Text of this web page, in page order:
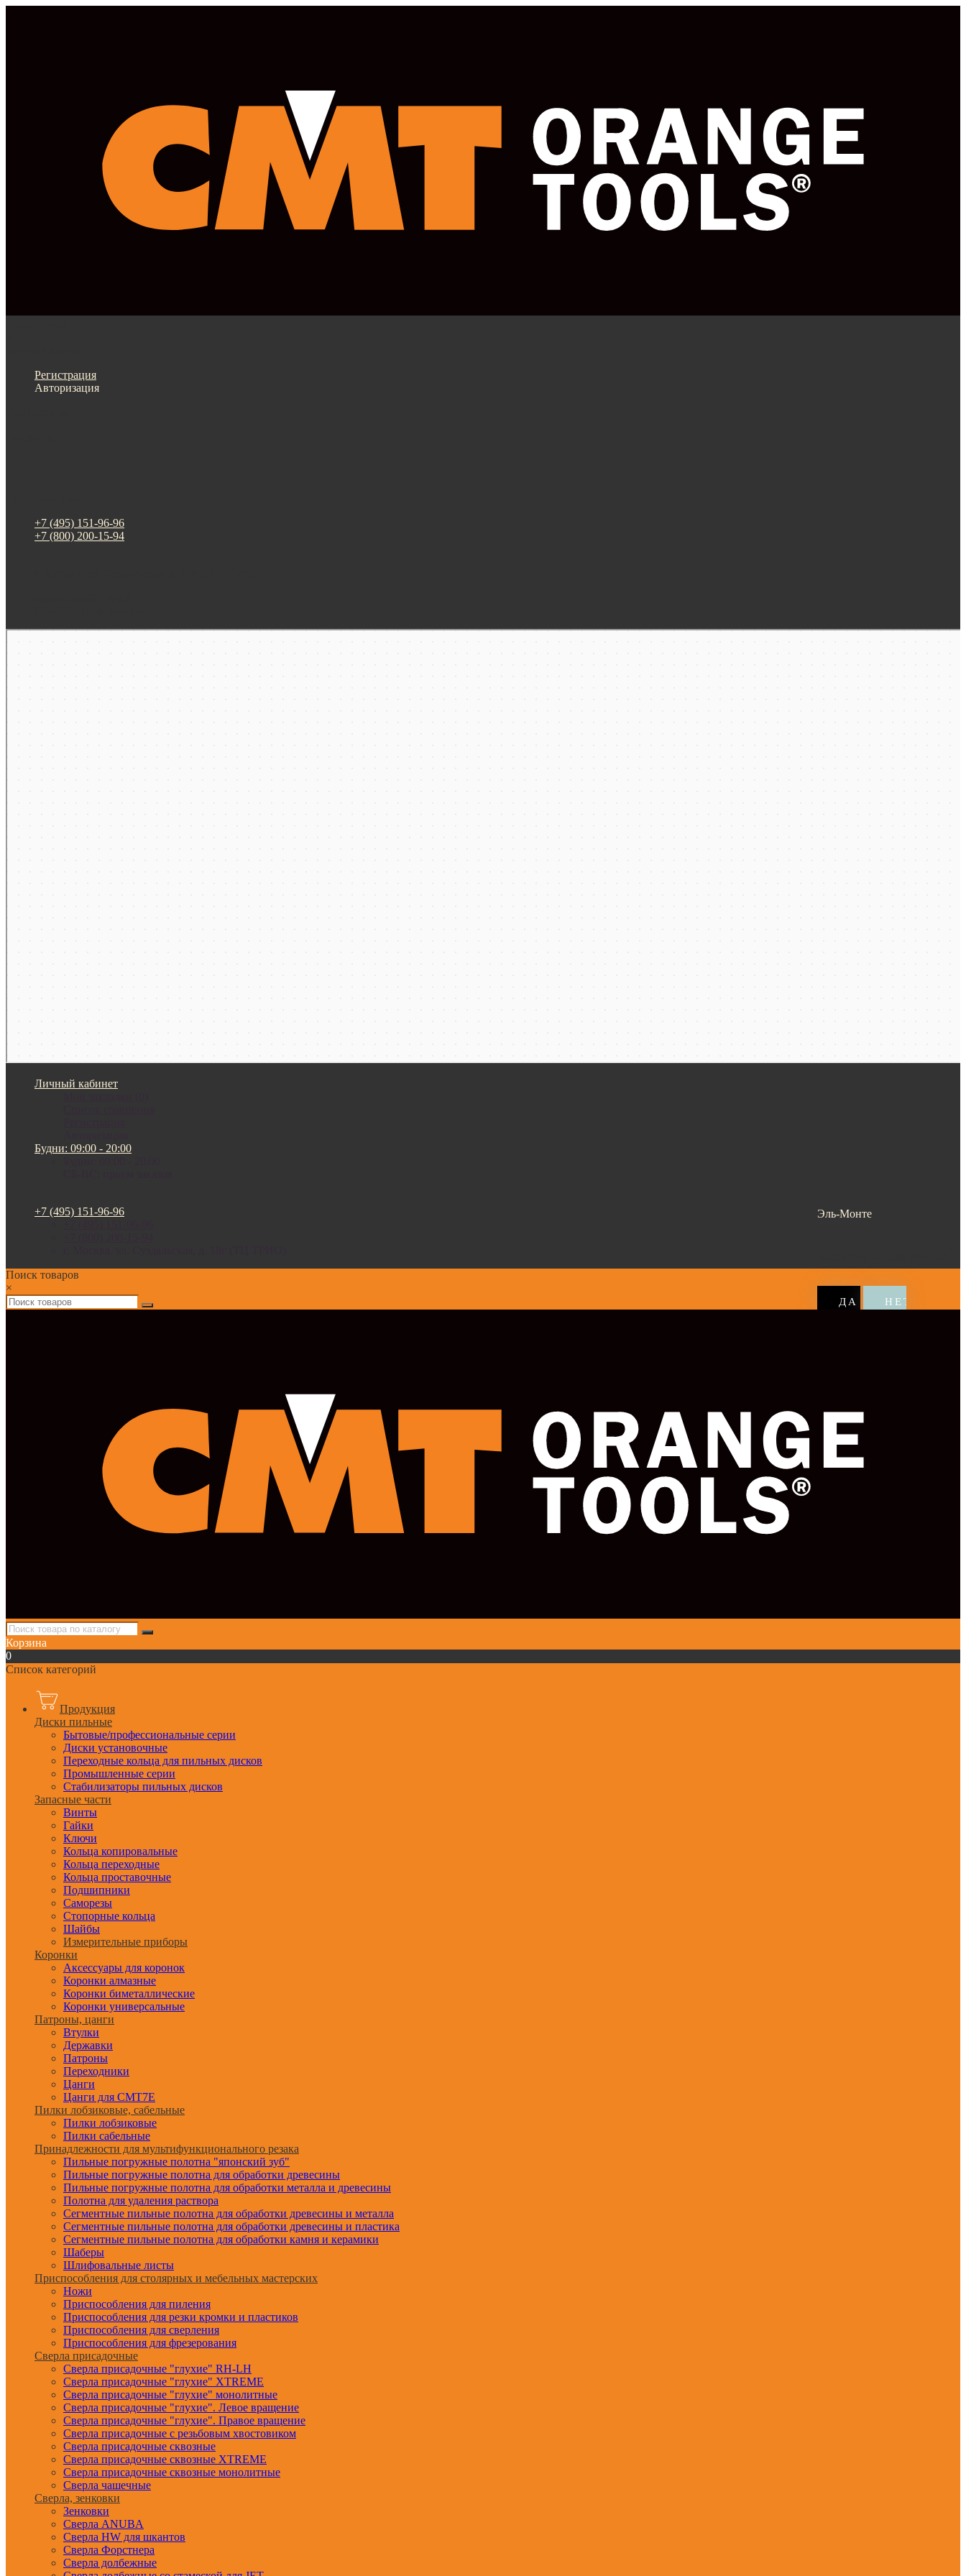
Регистрация
Авторизация
+7 (495) 151-96-96
+7 (800) 200-15-94
Москва
Личный кабинет
Будни: 09:00 - 20:00
Эль-Монте
+7 (495) 151-96-96
Поиск товаров
×
Корзина
0
Список категорий
Продукция
Диски пильные
Бытовые/профессиональные серии
Диски установочные
Переходные кольца для пильных дисков
Промышленные серии
Стабилизаторы пильных дисков
Запасные части
Винты
Гайки
Ключи
Кольца копировальные
Кольца переходные
Кольца проставочные
Подшипники
Саморезы
Стопорные кольца
Шайбы
Измерительные приборы
Коронки
Аксессуары для коронок
Коронки алмазные
Коронки биметаллические
Коронки универсальные
Патроны, цанги
Втулки
Державки
Патроны
Переходники
Цанги
Цанги для CMT7E
Пилки лобзиковые, сабельные
Пилки лобзиковые
Пилки сабельные
Принадлежности для мультифункционального резака
Пильные погружные полотна "японский зуб"
Пильные погружные полотна для обработки древесины
Пильные погружные полотна для обработки металла и древесины
Полотна для удаления раствора
Сегментные пильные полотна для обработки древесины и металла
Сегментные пильные полотна для обработки древесины и пластика
Сегментные пильные полотна для обработки камня и керамики
Шаберы
Шлифовальные листы
Приспособления для столярных и мебельных мастерских
Ножи
Приспособления для пиления
Приспособления для резки кромки и пластиков
Приспособления для сверления
Приспособления для фрезерования
Сверла присадочные
Сверла присадочные "глухие" RH-LH
Сверла присадочные "глухие" XTREME
Сверла присадочные "глухие" монолитные
Сверла присадочные "глухие". Левое вращение
Сверла присадочные "глухие". Правое вращение
Сверла присадочные с резьбовым хвостовиком
Сверла присадочные сквозные
Сверла присадочные сквозные XTREME
Сверла присадочные сквозные монолитные
Сверла чашечные
Сверла, зенковки
Зенковки
Сверла ANUBA
Сверла HW для шкантов
Сверла Форстнера
Сверла долбежные